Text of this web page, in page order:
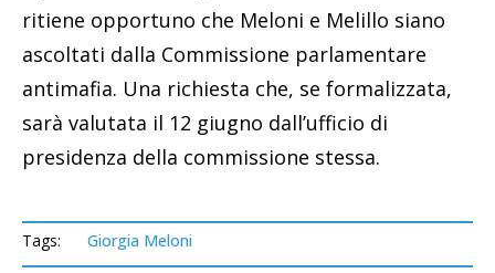
ritiene opportuno che Meloni e Melillo siano
ascoltati dalla Commissione parlamentare
antimafia. Una richiesta che, se formalizzata,
sarà valutata il 12 giugno dall’ufficio di
presidenza della commissione stessa.
Tags: Giorgia Meloni